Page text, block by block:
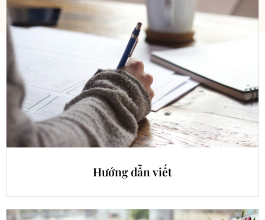
Hướng dẫn viết